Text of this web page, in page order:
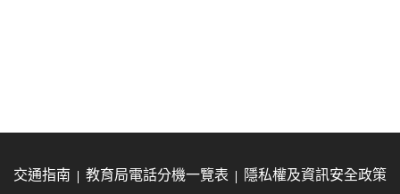
交通指南 教育局電話分機一覽表
隱私權及資訊安全政策